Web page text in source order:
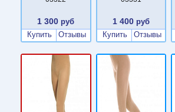
1 300 руб
Купить
Отзывы
1 400 руб
Купить
Отзывы